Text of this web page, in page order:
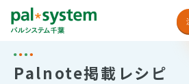
Palnote掲載レシピ